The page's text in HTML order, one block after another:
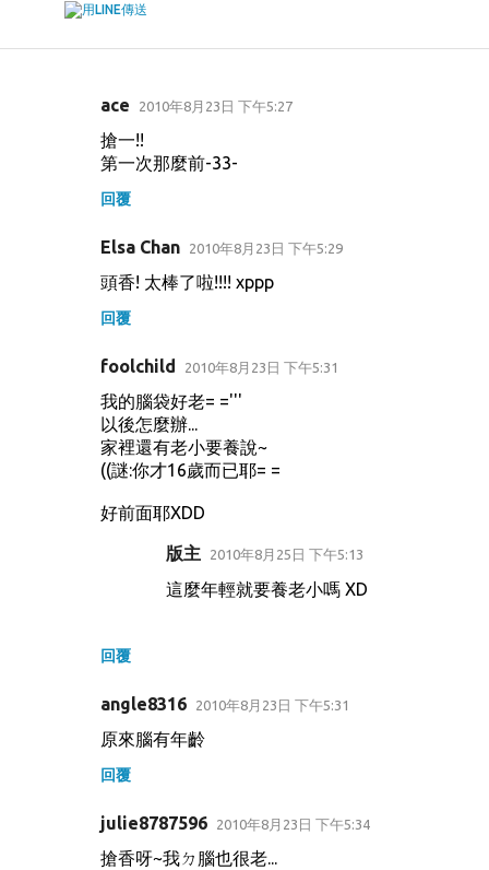
ace 2010年8月23日 下午5:27
搶一!!
第一次那麼前-33-
回覆
Elsa Chan 2010年8月23日 下午5:29
頭香! 太棒了啦!!!! xppp
回覆
foolchild 2010年8月23日 下午5:31
我的腦袋好老= ='''
以後怎麼辦...
家裡還有老小要養說~
((謎:你才16歲而已耶= =
好前面耶XDD
回覆
版主 2010年8月25日 下午5:13
這麼年輕就要養老小嗎 XD
angle8316 2010年8月23日 下午5:31
原來腦有年齡
回覆
julie8787596 2010年8月23日 下午5:34
搶香呀~我ㄉ腦也很老...